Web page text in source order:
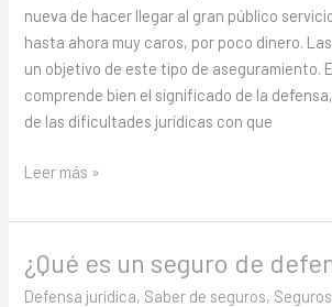
nueva de hacer llegar al gran público
hasta ahora muy caros, por poco dinero.
un objetivo de este tipo de aseguramiento.
comprende bien el significado de la
de las dificultades jurídicas con que
Leer más »
¿Qué es un seguro de
Defensa jurídica, Saber de seguros, Seguros
¿Qué
es